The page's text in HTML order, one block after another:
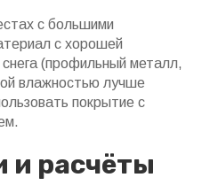
с большими
с хорошей
(профильный металл,
влажностью лучше
покрытие с
и расчёты